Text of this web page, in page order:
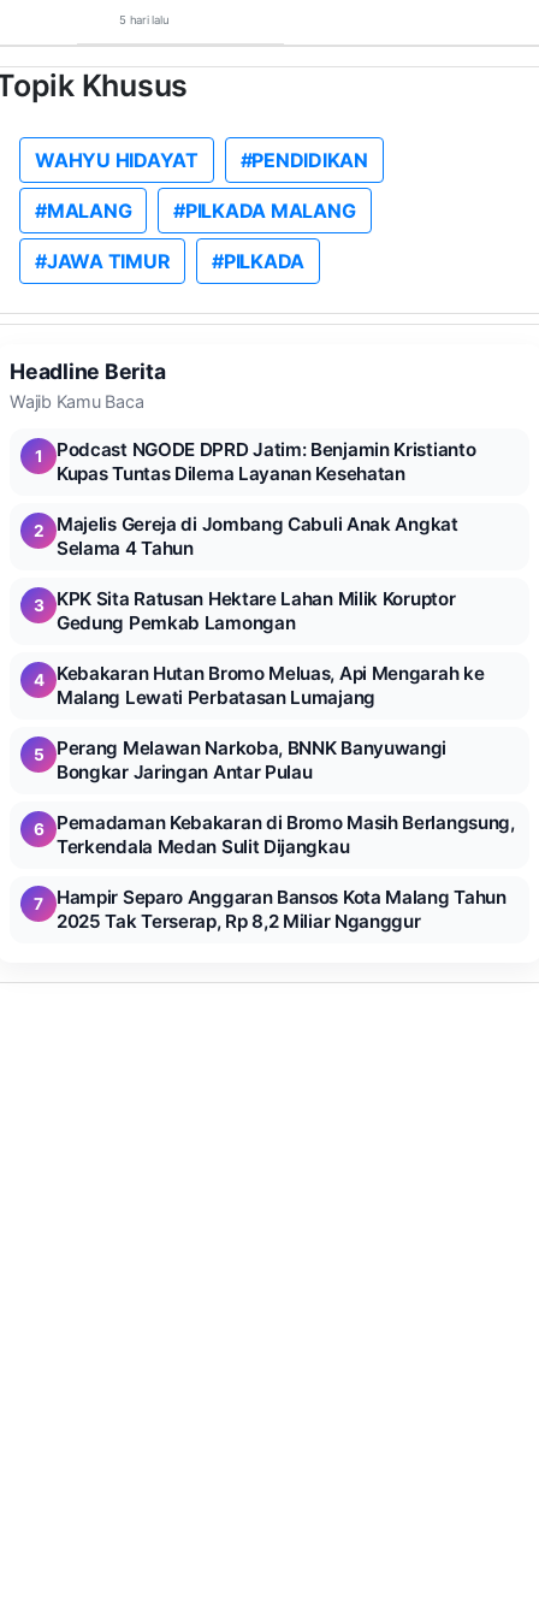
5 hari lalu
Khusus
WAHYU HIDAYAT #PENDIDIKAN
#MALANG #PILKADA MALANG
#JAWA TIMUR #PILKADA
Headline Berita
Wajib Kamu Baca
1
Podcast NGODE DPRD Jatim: Benjamin Kristianto
Kupas Tuntas Dilema Layanan Kesehatan
2
Majelis Gereja di Jombang Cabuli Anak Angkat
Selama 4 Tahun
3
KPK Sita Ratusan Hektare Lahan Milik Koruptor
Gedung Pemkab Lamongan
4
Kebakaran Hutan Bromo Meluas, Api Mengarah ke
Malang Lewati Perbatasan Lumajang
5
Perang Melawan Narkoba, BNNK Banyuwangi
Bongkar Jaringan Antar Pulau
6
Pemadaman Kebakaran di Bromo Masih Berlangsung,
Terkendala Medan Sulit Dijangkau
7
Hampir Separo Anggaran Bansos Kota Malang Tahun
2025 Tak Terserap, Rp 8,2 Miliar Nganggur